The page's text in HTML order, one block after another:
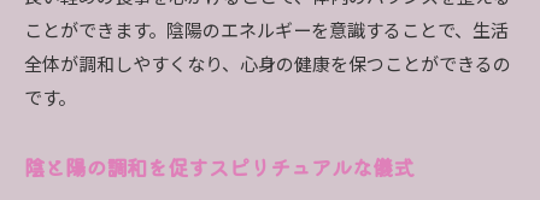
ことができます。陰陽のエネルギーを意識することで、生活
全体が調和しやすくなり、心身の健康を保つことができるの
です。
陰と陽の調和を促すスピリチュアルな儀式